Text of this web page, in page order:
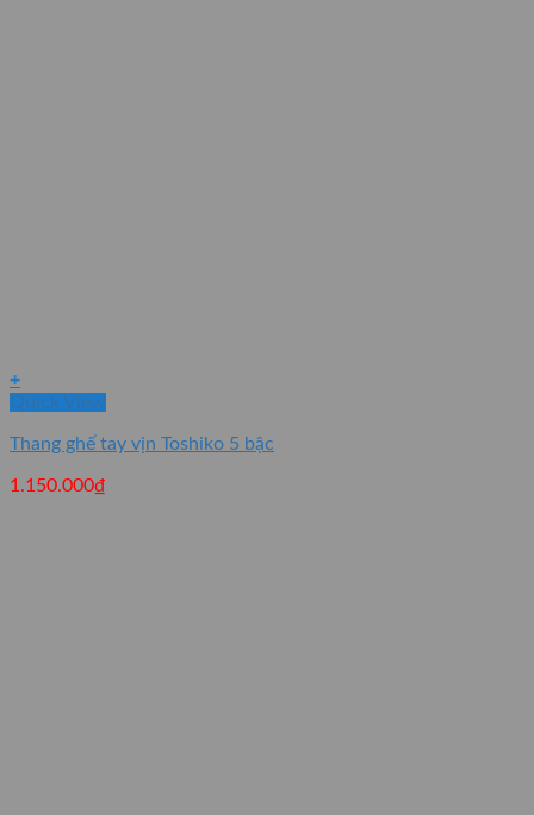
+
Quick View
Thang ghế tay vịn Toshiko 5 bậc
1.150.000₫